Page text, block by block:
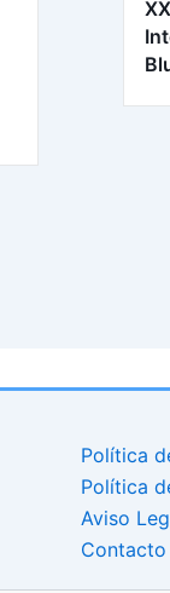
Política
Política
Aviso
Contacto